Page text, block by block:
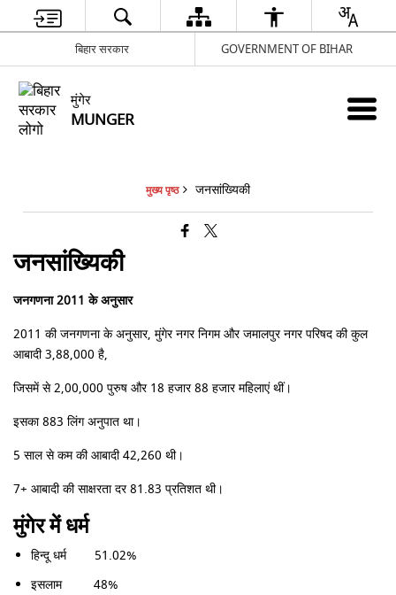
बिहार सरकार GOVERNMENT OF BIHAR
मुंगेर
MUNGER
मुख्य पृष्ठ जनसांख्यिकी
जनसांख्यिकी
जनगणना 2011 के अनुसार
2011 की जनगणना के अनुसार, मुंगेर नगर निगम और जमालपुर नगर परिषद की कुल
आबादी 3,88,000 है,
जिसमें से 2,00,000 पुरुष और 18 हजार 88 हजार महिलाएं थीं।
इसका 883 लिंग अनुपात था।
5 साल से कम की आबादी 42,260 थी।
7+ आबादी की साक्षरता दर 81.83 प्रतिशत थी।
मुंगेर में धर्म
हिन्दू धर्म 51.02%
इसलाम 48%